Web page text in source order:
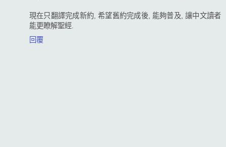
現在只翻譯完成新約, 希望舊約完成後, 能夠普及, 讓中文讀者
能更瞭解聖經.
回覆